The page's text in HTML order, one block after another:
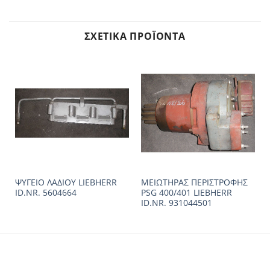
ΣΧΕΤΙΚΆ ΠΡΟΪΌΝΤΑ
ΨΥΓΕΙΟ ΛΑΔΙΟΥ LIEBHERR
ID.NR. 5604664
ΜΕΙΩΤΗΡΑΣ ΠΕΡΙΣΤΡΟΦΗΣ
PSG 400/401 LIEBHERR
ID.NR. 931044501